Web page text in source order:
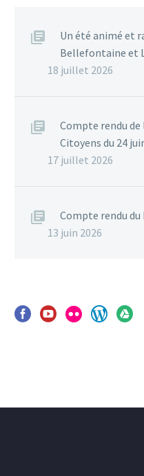
Un été animé et
Bellefontaine et
18 juillet 2026
Compte rendu
Citoyens du 24
17 juillet 2026
Compte rendu du
13 juin 2026